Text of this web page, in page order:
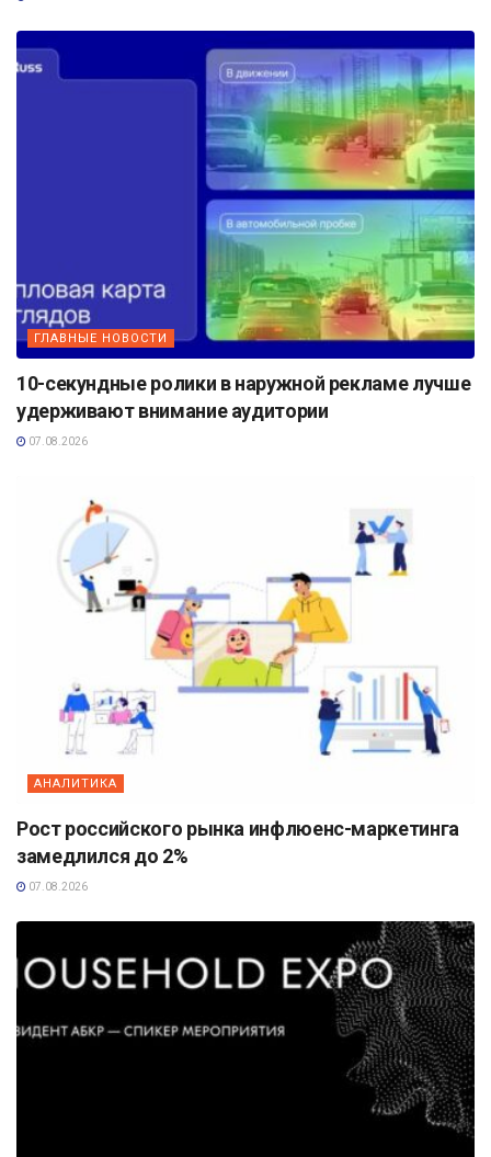
ГЛАВНЫЕ НОВОСТИ
10-секундные ролики в наружной рекламе лучше
удерживают внимание аудитории
07.08.2026
АНАЛИТИКА
Рост российского рынка инфлюенс-маркетинга
замедлился до 2%
07.08.2026